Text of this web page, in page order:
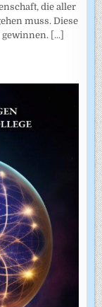
die aller
muss. Diese
[...]